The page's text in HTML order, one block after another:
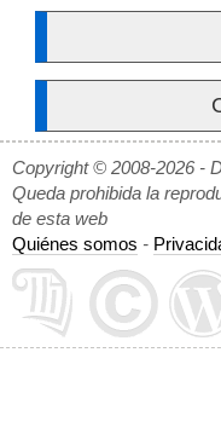
Copyright © 2008-2026 -
Queda prohibida la
de esta web
Quiénes somos -